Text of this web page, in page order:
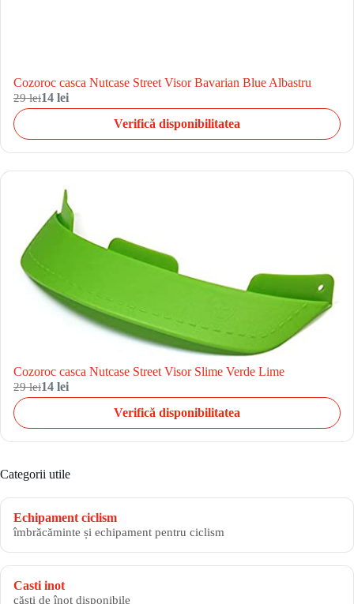
Cozoroc casca Nutcase Street Visor Bavarian Blue Albastru
29 lei14 lei
Verifică disponibilitatea
Cozoroc casca Nutcase Street Visor Slime Verde Lime
29 lei14 lei
Verifică disponibilitatea
Categorii utile
Echipament ciclism
îmbrăcăminte și echipament pentru ciclism
Casti inot
căști de înot disponibile